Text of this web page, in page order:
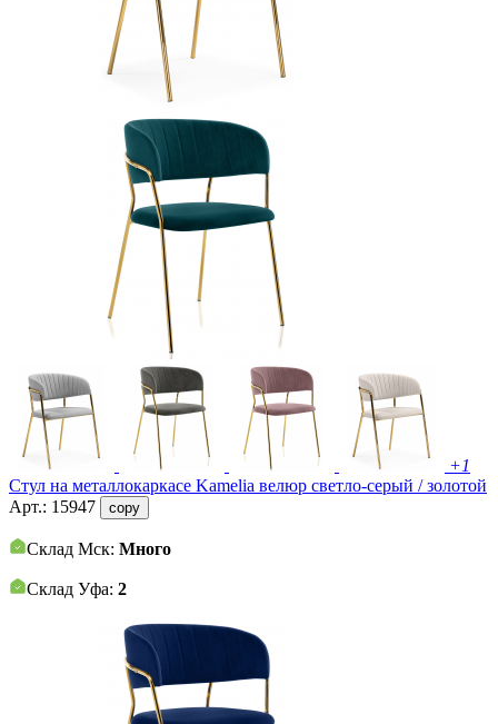
+1
Стул на металлокаркасе Kamelia велюр светло-серый / золотой
Арт.: 15947 copy
Склад Мск: Много
Склад Уфа: 2